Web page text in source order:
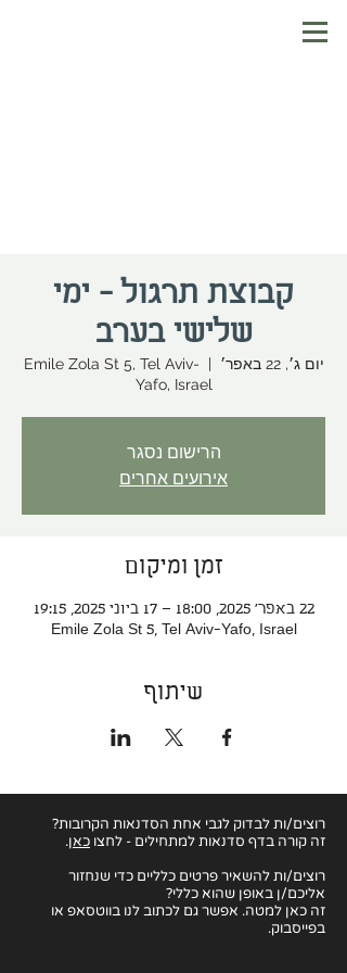
קבוצת תרגול - ימי
שלישי בערב
יום ג׳, 22 באפר׳
  |
Emile Zola St 5, Tel Aviv-
Yafo, Israel
הרישום נסגר
אירועים אחרים
זמן ומיקום
22 באפר׳ 2025, 18:00 – 17 ביוני 2025, 19:15
Emile Zola St 5, Tel Aviv-Yafo, Israel
שיתוף
רוצים/ות לבדוק לגבי אחת הסדנאות הקרובות?
זה קורה בדף סדנאות למתחילים - לחצו כאן.
רוצים/ות להשאיר פרטים כלליים כדי שנחזור
אליכם/ן באופן שהוא כללי?
זה כאן למטה. אפשר גם לכתוב לנו בווטסאפ או
בפייסבוק.